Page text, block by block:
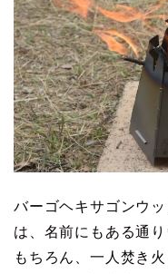
バーゴヘキサゴンウ
は、名前にもある通
もちろん、一人焚き